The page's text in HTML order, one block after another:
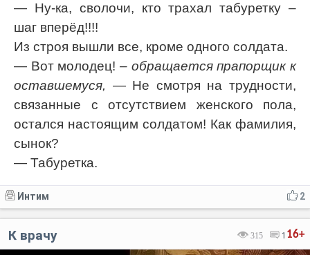
— Ну-ка, сволочи, кто тpaxал табуретку –
шаг вперёд!!!!
Из строя вышли все, кроме одного солдата.
— Вот молодец! – обращается прапорщик к
оставшемуся, — Не смотря на трудности,
связанные с отсутствием женского пола,
остался настоящим солдатом! Как фамилия,
сынок?
— Табуретка.
2
Интим
16+
315 1
К врачу